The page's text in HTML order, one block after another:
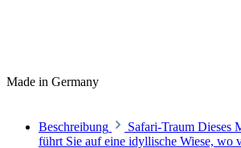
Made in Germany
Beschreibung
Safari-Traum Dieses
führt Sie auf eine idyllische Wiese, wo